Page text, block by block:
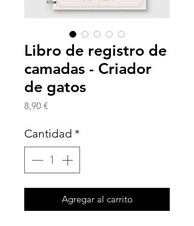
Libro de registro de
camadas - Criador
de gatos
8,90 €Precio
Cantidad *
Agregar al carrito